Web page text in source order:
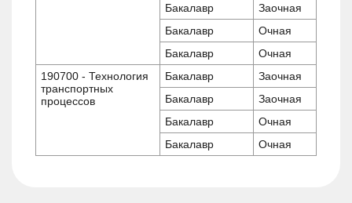
Бакалавр
Заочная
Бакалавр
Очная
Бакалавр
Очная
190700 - Технология
транспортных
процессов
Бакалавр
Заочная
Бакалавр
Заочная
Бакалавр
Очная
Бакалавр
Очная